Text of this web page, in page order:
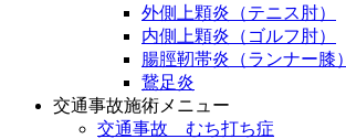
外側上顆炎（テニス肘）
内側上顆炎（ゴルフ肘）
腸脛靭帯炎（ランナー膝）
鵞足炎
交通事故施術メニュー
交通事故 むち打ち症